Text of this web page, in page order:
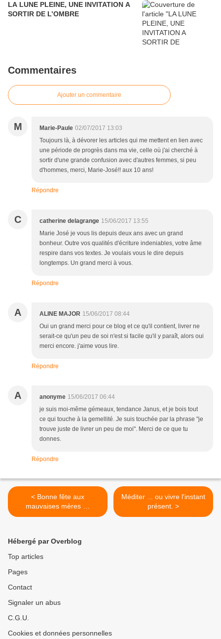
LA LUNE PLEINE, UNE INVITATION A
SORTIR DE L’OMBRE
Commentaires
Ajouter un commentaire
M Marie-Paule 02/07/2017 13:03
Toujours là, à dévorer les articles qui me mettent en lien avec
une période de progrès dans ma vie, celle où j'ai cherché à
sortir d'une grande confusion avec d'autres femmes, si peu
d'hommes, merci, Marie-José!! aux 10 ans!
Répondre
C catherine delagrange 15/06/2017 13:55
Marie José je vous lis depuis deux ans avec un grand
bonheur. Outre vos qualités d'écriture indeniables, votre âme
respire dans vos textes. Je voulais vous le dire depuis
longtemps. Un grand merci à vous.
Répondre
A ALINE MAJOR 15/06/2017 08:44
Oui un grand merci pour ce blog et ce qu'il contient, livrer ne
serait-ce qu'un peu de soi n'est si facile qu'il y paraît, alors oui
merci encore. j'aime vous lire.
Répondre
A anonyme 15/06/2017 06:44
je suis moi-même gémeaux, tendance Janus, et je bois tout
ce qui touche à la gemellité. Je suis touchée par la phrase "je
trouve juste de livrer un peu de moi". Merci de ce que tu
donnes.
Répondre
< Bonne fête aux
mauvaises mères …
Méditer ... ou vivre l'instant
présent. >
Hébergé par Overblog
Top articles
Pages
Contact
Signaler un abus
C.G.U.
Cookies et données personnelles